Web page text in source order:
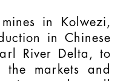
in Kolwezi,
in Chinese
River Delta, to
markets and